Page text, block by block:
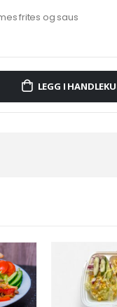
frites og saus
LEGG I